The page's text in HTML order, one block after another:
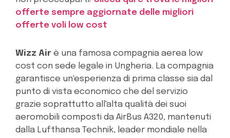
offerte sempre aggiornate delle migliori
offerte voli low cost
Wizz Air è una famosa compagnia aerea low
cost con sede legale in Ungheria. La compagnia
garantisce un'esperienza di prima classe sia dal
punto di vista economico che del servizio
grazie soprattutto all'alta qualità dei suoi
aeromobili composti da AirBus A320, mantenuti
dalla Lufthansa Technik, leader mondiale nella